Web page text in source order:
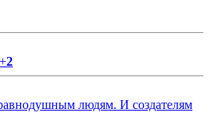
+2
людям. И создателям